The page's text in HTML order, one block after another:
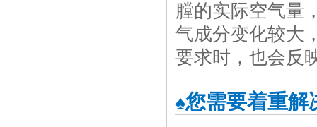
膛的实际空气量
气成分变化较大
要求时，也会反
♠您需要着重解